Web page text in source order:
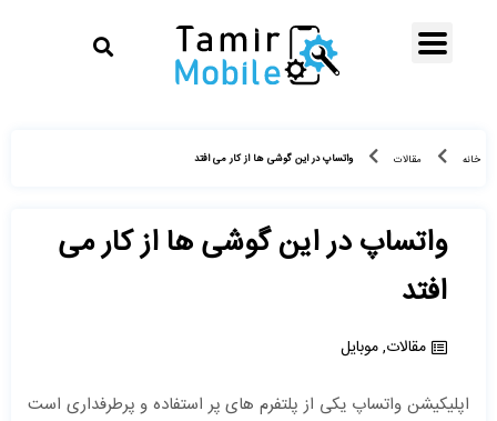
خانه مقالات واتساپ در این گوشی ‌ها از کار می ‌افتد
واتساپ در این گوشی ‌ها از کار می
‌افتد
مقالات,موبایل
اپلیکیشن واتساپ یکی از پلتفرم های پر استفاده و پرطرفداری است